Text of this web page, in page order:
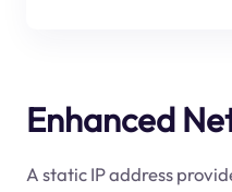
Enhanced
A static IP address